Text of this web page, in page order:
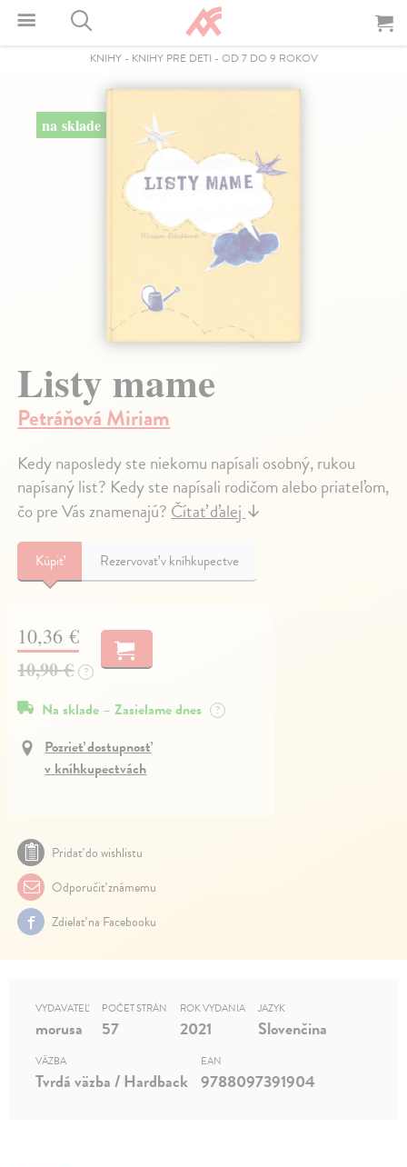
KNIHY- KNIHY PRE DETI - OD 7 DO 9 ROKOV
na sklade
Listy mame
Petráňová Miriam
Kedy naposledy ste niekomu napísali osobný, rukou
napísaný list? Kedy ste napísali rodičom alebo priateľom,
čo pre Vás znamenajú?Čítať ďalej↓
Kúpiť Rezervovať v kníhkupectve
10,36 €
10,90 € ?
Na sklade – Zasielame dnes ?
Pozrieť dostupnosť
v kníhkupectvách
Pridať do wishlistu
Odporučiť známemu
Zdielať na Facebooku
VYDAVATEĽ
morusa
POČET STRÁN
57
ROK VYDANIA
2021
JAZYK
Slovenčina
VÄZBA
Tvrdá väzba / Hardback
EAN
9788097391904